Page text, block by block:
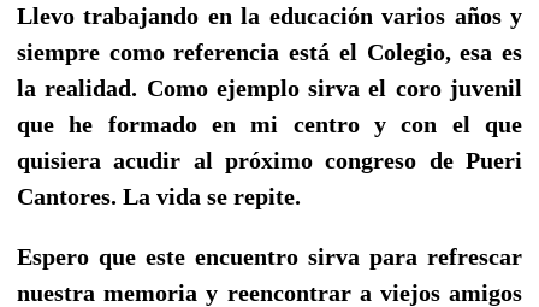
Llevo trabajando en la educación varios años y
siempre como referencia está el Colegio, esa es
la realidad. Como ejemplo sirva el coro juvenil
que he formado en mi centro y con el que
quisiera acudir al próximo congreso de Pueri
Cantores. La vida se repite.
Espero que este encuentro sirva para refrescar
nuestra memoria y reencontrar a viejos amigos